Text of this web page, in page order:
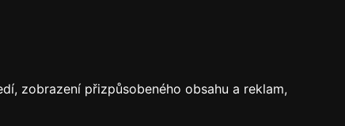
zobrazení přizpůsobeného obsahu a reklam,